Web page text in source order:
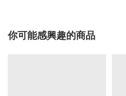
你可能感興趣的商品